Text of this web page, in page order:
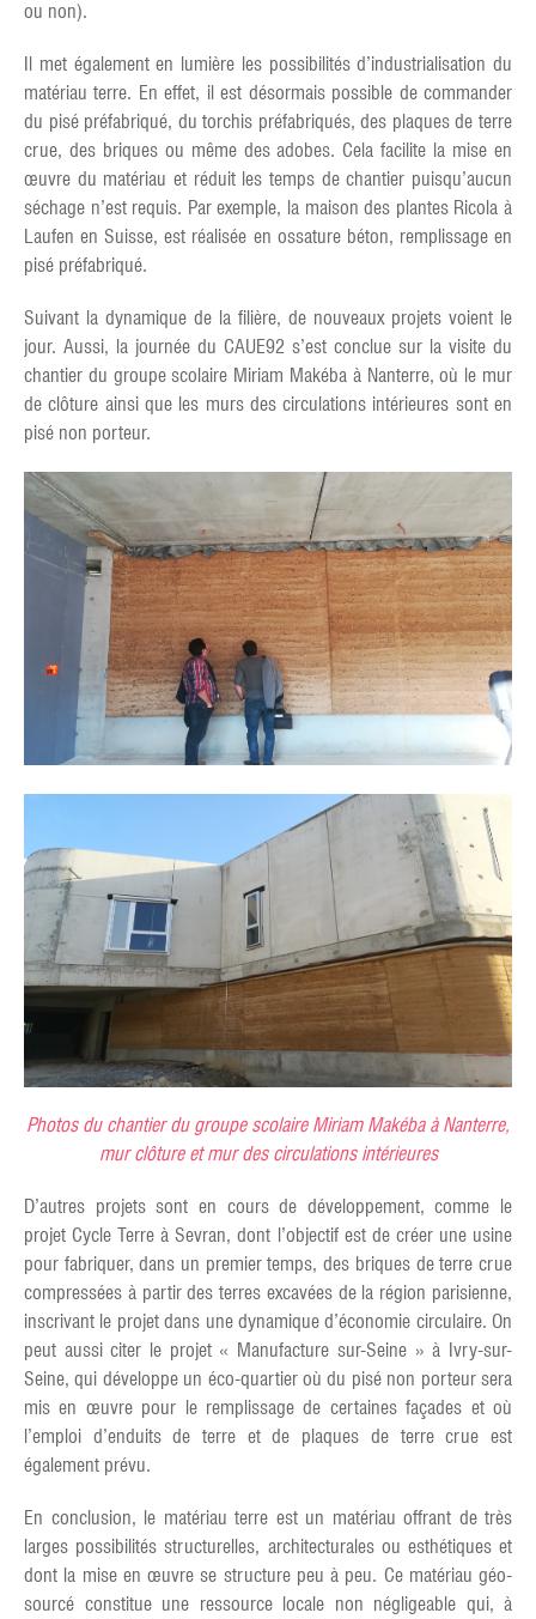
ou non).
Il met également en lumière les possibilités d’industrialisation du
matériau terre. En effet, il est désormais possible de commander
du pisé préfabriqué, du torchis préfabriqués, des plaques de terre
crue, des briques ou même des adobes. Cela facilite la mise en
œuvre du matériau et réduit les temps de chantier puisqu’aucun
séchage n’est requis. Par exemple, la maison des plantes Ricola à
Laufen en Suisse, est réalisée en ossature béton, remplissage en
pisé préfabriqué.
Suivant la dynamique de la filière, de nouveaux projets voient le
jour. Aussi, la journée du CAUE92 s’est conclue sur la visite du
chantier du groupe scolaire Miriam Makéba à Nanterre, où le mur
de clôture ainsi que les murs des circulations intérieures sont en
pisé non porteur.
Photos du chantier du groupe scolaire Miriam Makéba à Nanterre,
mur clôture et mur des circulations intérieures
D’autres projets sont en cours de développement, comme le
projet Cycle Terre à Sevran, dont l’objectif est de créer une usine
pour fabriquer, dans un premier temps, des briques de terre crue
compressées à partir des terres excavées de la région parisienne,
inscrivant le projet dans une dynamique d’économie circulaire. On
peut aussi citer le projet « Manufacture sur-Seine » à Ivry-sur-
Seine, qui développe un éco-quartier où du pisé non porteur sera
mis en œuvre pour le remplissage de certaines façades et où
l’emploi d’enduits de terre et de plaques de terre crue est
également prévu.
En conclusion, le matériau terre est un matériau offrant de très
larges possibilités structurelles, architecturales ou esthétiques et
dont la mise en œuvre se structure peu à peu. Ce matériau géo-
sourcé constitue une ressource locale non négligeable qui, à